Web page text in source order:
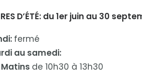
D’ÉTÉ: du 1er juin au 30
fermé
au samedi:
Matins de 10h30 à 13h30